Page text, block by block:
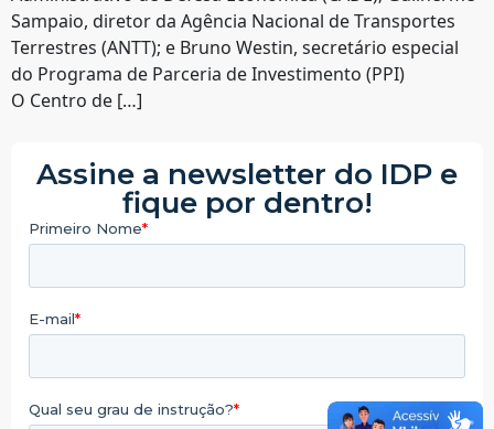
Sampaio, diretor da Agência Nacional de Transportes
Terrestres (ANTT); e Bruno Westin, secretário especial
do Programa de Parceria de Investimento (PPI)
O Centro de […]
Assine a newsletter do IDP e
fique por dentro!